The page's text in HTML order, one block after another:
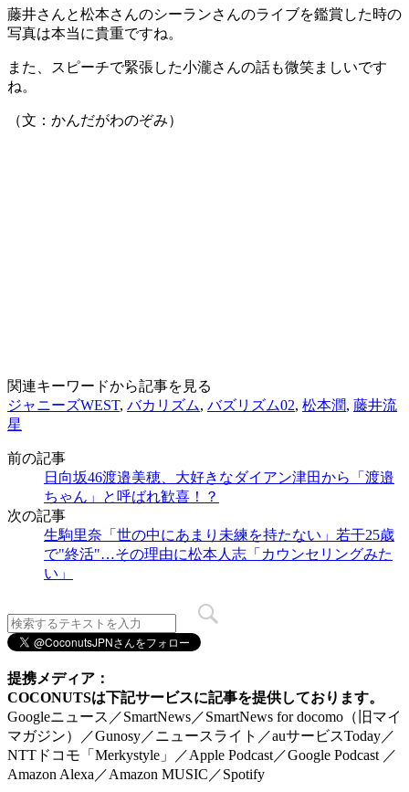
藤井さんと松本さんのシーランさんのライブを鑑賞した時の
写真は本当に貴重ですね。
また、スピーチで緊張した小瀧さんの話も微笑ましいです
ね。
（文：かんだがわのぞみ）
関連キーワードから記事を見る
ジャニーズWEST, バカリズム, バズリズム02, 松本潤, 藤井流
星
前の記事
日向坂46渡邉美穂、大好きなダイアン津田から「渡邉
ちゃん」と呼ばれ歓喜！？
次の記事
生駒里奈「世の中にあまり未練を持たない」若干25歳
で"終活"…その理由に松本人志「カウンセリングみた
い」
提携メディア：
COCONUTSは下記サービスに記事を提供しております。
Googleニュース／SmartNews／SmartNews for docomo（旧マイ
マガジン）／Gunosy／ニュースライト／auサービスToday／
NTTドコモ「Merkystyle」／Apple Podcast／Google Podcast ／
Amazon Alexa／Amazon MUSIC／Spotify